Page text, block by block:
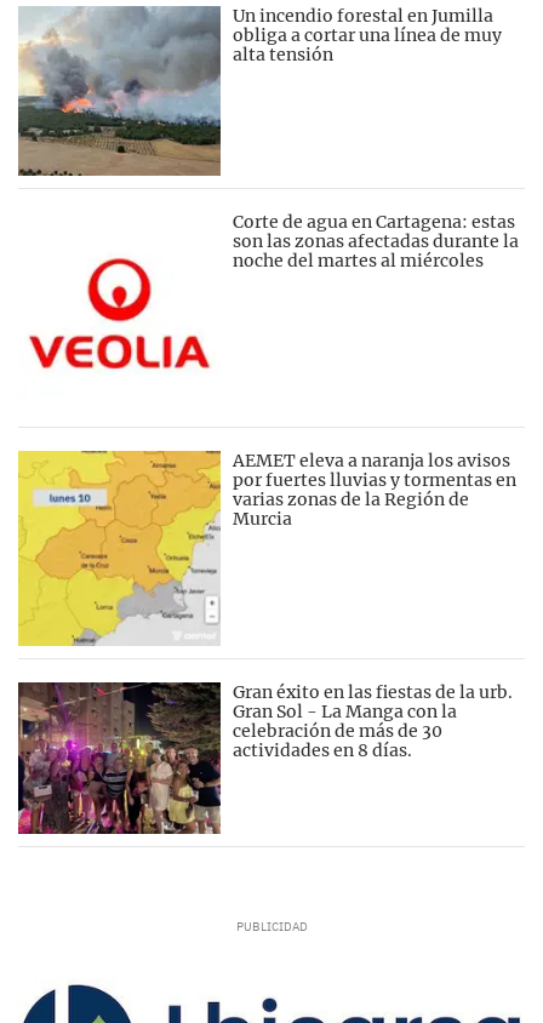
Un incendio forestal en Jumilla
obliga a cortar una línea de muy
alta tensión
Corte de agua en Cartagena: estas
son las zonas afectadas durante la
noche del martes al miércoles
AEMET eleva a naranja los avisos
por fuertes lluvias y tormentas en
varias zonas de la Región de
Murcia
Gran éxito en las fiestas de la urb.
Gran Sol - La Manga con la
celebración de más de 30
actividades en 8 días.